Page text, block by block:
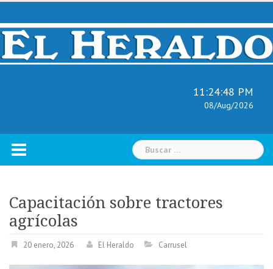
Skip
content
11:24:49 PM
08/Aug/2026
Buscar:
Capacitación sobre tractores
agrícolas
20 enero, 2026 El Heraldo Carrusel